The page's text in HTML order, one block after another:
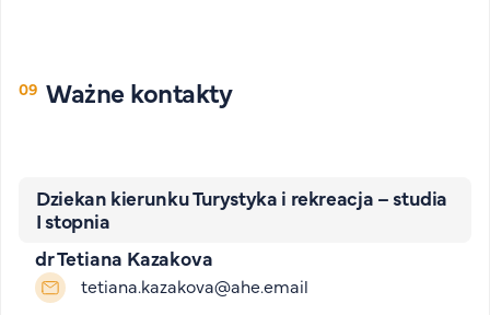
Ważne kontakty
Dziekan kierunku Turystyka i rekreacja – studia
I stopnia
dr Tetiana Kazakova
tetiana.kazakova@ahe.email